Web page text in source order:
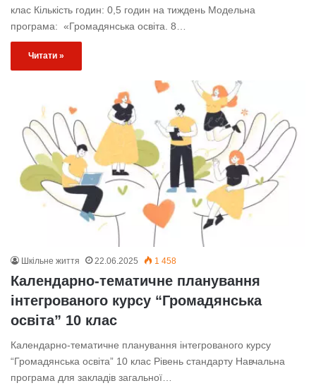
клас Кількість годин: 0,5 годин на тиждень Модельна
програма: «Громадянська освіта. 8…
Читати »
Шкільне життя 22.06.2025 1 458
Календарно-тематичне планування
інтегрованого курсу “Громадянська
освіта” 10 клас
Календарно-тематичне планування інтегрованого курсу
“Громадянська освіта” 10 клас Рівень стандарту Навчальна
програма для закладів загальної…